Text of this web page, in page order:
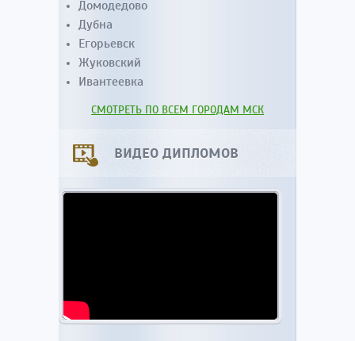
Домодедово
Дубна
Егорьевск
Жуковский
Ивантеевка
СМОТРЕТЬ ПО ВСЕМ ГОРОДАМ МСК
ВИДЕО ДИПЛОМОВ